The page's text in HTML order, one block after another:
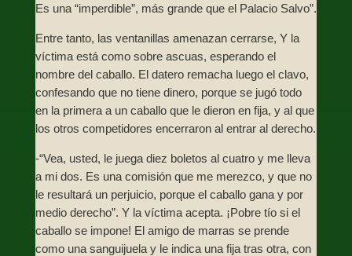
Es una “imperdible”, más grande que el Palacio Salvo”.
Entre tanto, las ventanillas amenazan cerrarse, Y la
víctima está como sobre ascuas, esperando el
nombre del caballo. El datero remacha luego el clavo,
confesando que no tiene dinero, porque se jugó todo
en la primera a un caballo que le dieron en fija, y al que
los otros competidores encerraron al entrar al derecho.
-“Vea, usted, le juega diez boletos al cuatro y me lleva
a mi dos. Es una comisión que me merezco, y que no
le resultará un perjuicio, porque el caballo gana y por
medio derecho”. Y la víctima acepta. ¡Pobre tío si el
caballo se impone! El amigo de marras se prende
como una sanguijuela y le indica una fija tras otra, con